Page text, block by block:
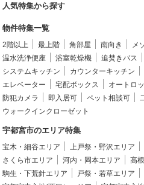
人気特集から探す
物件特集一覧
2階以上 最上階 角部屋 南向き メ
温水洗浄便座
浴室乾燥機 追焚きバス
システムキッチン
カウンターキッチン
エレベーター
宅配ボックス オートロ
防犯カメラ
即入居可 ペット相談可
ウォークインクローゼット
宇都宮市のエリア特集
宝木・細谷エリア 上戸祭・野沢エリア
さくら市エリア
河内・岡本エリア
高
駒生・下荒針エリア
戸祭・若草エリア